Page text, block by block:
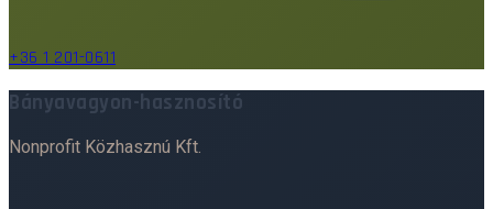
+36 1 201-0611
Bányavagyon-hasznosító
Nonprofit Közhasznú Kft.